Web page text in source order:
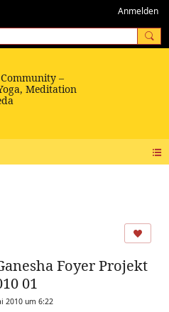
Anmelden
Foyer Projekt
01
2010 um 6:22